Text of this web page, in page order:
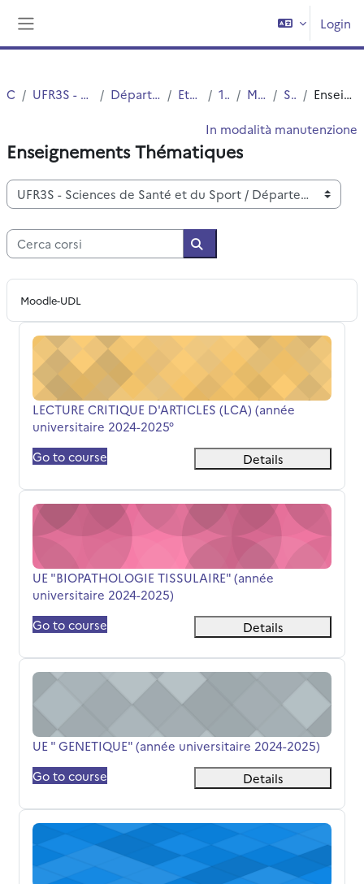
Login
Corsi UFR3S - Sciences de Santé et du Sport Département UFR3S - Médecine Etudes Medicales 1ER CYCLE MED3-Archives Semestre 2 Enseignements Thématiques
In modalità manutenzione
Enseignements Thématiques
Categorie di corso
Cerca corsi
Cerca corsi
Moodle-UDL
LECTURE CRITIQUE D'ARTICLES (LCA) (année
Titolo del corso
LECTURE CRITIQUE D'ARTICLES (LCA) (année
universitaire 2024-2025°
Go to course
Details
UE "BIOPATHOLOGIE TISSULAIRE" (année universitaire
Titolo del corso
UE "BIOPATHOLOGIE TISSULAIRE" (année
universitaire 2024-2025)
Go to course
Details
UE " GENETIQUE" (année universitaire 2024-2025)
Titolo del corso
UE " GENETIQUE" (année universitaire 2024-2025)
Go to course
Details
LECTURE CRITIQUE D'ARTICLES (année universitaire